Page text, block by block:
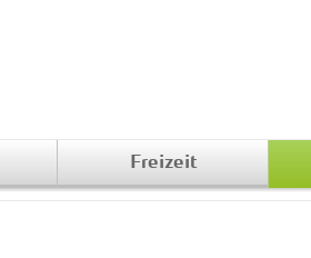
Freizeit